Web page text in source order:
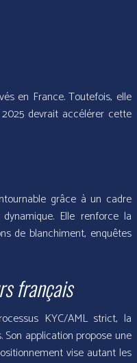
en France. Toutefois, elle
devrait accélérer cette
grâce à un cadre
Elle renforce la
de blanchiment, enquêtes
français
KYC/AML strict, la
application propose une
vise autant les